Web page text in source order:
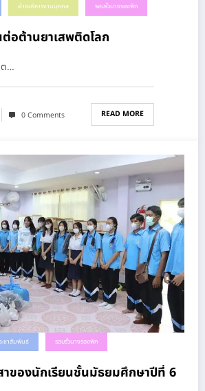
ฝ่ายบริหารงานบุคคล รอบรั้วนางรองพิท
อต้านยาเสพติดโลก
ต…
0 Comments READ MORE
ะชาสัมพันธ์ รอบรั้วนางรองพิท
าของนักเรียนชั้นมัธยมศึกษาปีที่ 6